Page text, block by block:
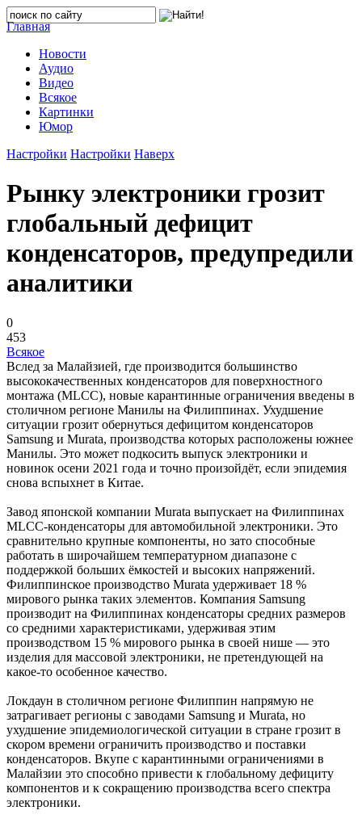
Главная
Новости
Аудио
Видео
Всякое
Картинки
Юмор
Настройки Настройки Наверх
Рынку электроники грозит
глобальный дефицит
конденсаторов, предупредили
аналитики
0
453
Всякое
Вслед за Малайзией, где производится большинство
высококачественных конденсаторов для поверхностного
монтажа (MLCC), новые карантинные ограничения введены в
столичном регионе Манилы на Филиппинах. Ухудшение
ситуации грозит обернуться дефицитом конденсаторов
Samsung и Murata, производства которых расположены южнее
Манилы. Это может подкосить выпуск электроники и
новинок осени 2021 года и точно произойдёт, если эпидемия
снова вспыхнет в Китае.
Завод японской компании Murata выпускает на Филиппинах
MLCC-конденсаторы для автомобильной электроники. Это
сравнительно крупные компоненты, но зато способные
работать в широчайшем температурном диапазоне с
поддержкой больших ёмкостей и высоких напряжений.
Филиппинское производство Murata удерживает 18 %
мирового рынка таких элементов. Компания Samsung
производит на Филиппинах конденсаторы средних размеров
со средними характеристиками, удерживая этим
производством 15 % мирового рынка в своей нише — это
изделия для массовой электроники, не претендующей на
какое-то особенное качество.
Локдаун в столичном регионе Филиппин напрямую не
затрагивает регионы с заводами Samsung и Murata, но
ухудшение эпидемиологической ситуации в стране грозит в
скором времени ограничить производство и поставки
конденсаторов. Вкупе с карантинными ограничениями в
Малайзии это способно привести к глобальному дефициту
компонентов и к сокращению производства всего спектра
электроники.